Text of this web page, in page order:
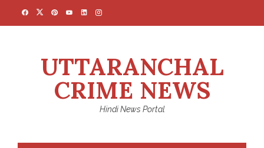
UTTARANCHAL
CRIME NEWS
Hindi News Portal